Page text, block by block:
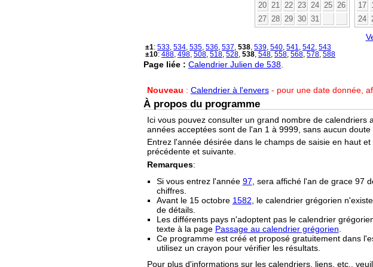
20
21 22 23 24 25
26
27
28 29 30 31
17
24
±1: 533 534 535 536 537 538 539 540 541 542 543
±10: 488 498 508 518 528 538 548 558 568 578 588
Page liée : Calendrier Julien de 538
Nouveau : Calendrier à l'envers- pour une date donnée,
À propos du programme
Ici vous pouvez consulter un grand nombre de
années acceptées sont de l'an 1 à 9999, sans aucun
Entrez l'année désirée dans le champs de saisie en haut
précédente et suivante.
Remarques:
Si vous entrez l'année 97 , sera affiché l'an de grace 97
chiffres.
Avant le 15 octobre 1582 , le calendrier grégorien
de détails.
Les différents pays n'adoptent pas le calendrier
texte à la page Passage au calendrier grégorien
Ce programme est créé et proposé gratuitement dans
utilisez un crayon pour vérifier les résultats.
Pour plus d'informations sur les calendriers, liens, etc.,